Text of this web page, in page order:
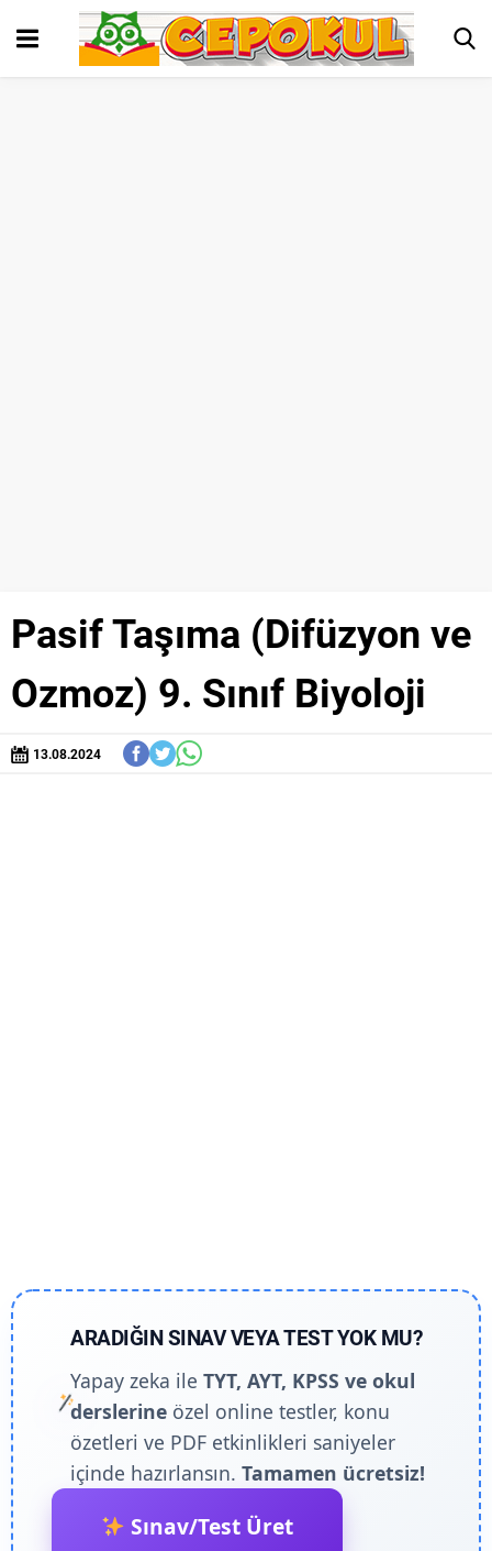
Pasif Taşıma (Difüzyon ve
Ozmoz) 9. Sınıf Biyoloji
13.08.2024
ARADIĞIN SINAV VEYA TEST YOK MU?
Yapay zeka ileTYT, AYT, KPSS ve okul
derslerine özel online testler, konu
özetleri ve PDF etkinlikleri saniyeler
içinde hazırlansın.Tamamen ücretsiz!
Sınav/Test Üret